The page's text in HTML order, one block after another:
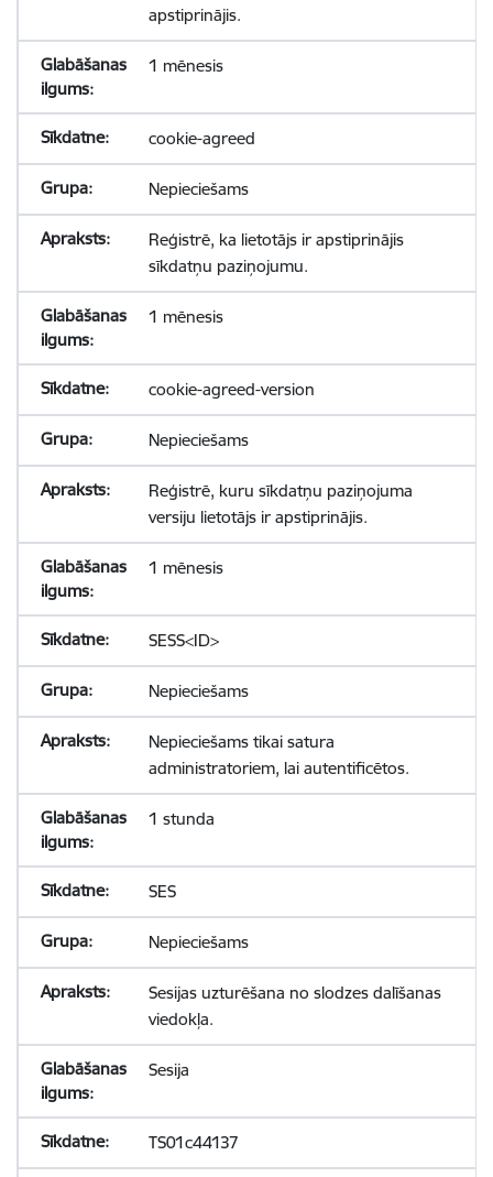
apstiprinājis.
1 mēnesis
cookie-agreed
Nepieciešams
Reģistrē, ka lietotājs ir apstiprinājis
sīkdatņu paziņojumu.
1 mēnesis
cookie-agreed-version
Nepieciešams
Reģistrē, kuru sīkdatņu paziņojuma
versiju lietotājs ir apstiprinājis.
1 mēnesis
SESS<ID>
Nepieciešams
Nepieciešams tikai satura
administratoriem, lai autentificētos.
1 stunda
SES
Nepieciešams
Sesijas uzturēšana no slodzes dalīšanas
viedokļa.
Sesija
TS01c44137